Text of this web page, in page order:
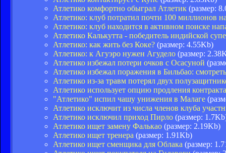
Атлетико комфортно обыграл Атлетик (размер:
Атлетико: клуб потратил почти 100 миллионов
Атлетико: клуб находится в активном поиске
Атлетико Калькутта - победитель индийской
Атлетико: как жить без Коке? (размер: 4.55Kb)
Атлетико: к Агуэро нужен Агудело (размер:
Атлетико избежал потери очков с Осасуной
Атлетико избежал поражения в Бильбао:
Атлетико из-за травм потерял двух
Атлетико использует опцию продления
"Атлетико" испил чашу унижения в Малаге
Атлетико исключит из числа членов клуба
Атлетико исключил приход Пирло (размер:
Атлетико ищет замену Фалькао (размер: 2.19Kb)
Атлетико ищет тренера (размер: 1.91Kb)
Атлетико ищет сменщика для Облака (размер: